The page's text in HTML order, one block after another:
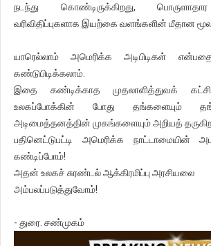
நடந்து கொண்டிருக்கிறது,
வரிவிதிப்புகளாக இயற்கை வளங்களின் மீதான
யாரெல்லாம் அமெரிக்க அடிபிடிகள்
கண்டுபிடிக்கலாம்.
இதை கண்டிக்காத முதலாளித்துவக்
உலகப்போக்கின் போது தங்களையும்
அடிமைத்தனத்தின் முகங்களையும் அறியத்
பதினெட்டுபட்டி அமெரிக்க நாட்டாமையின்
கண்டிப்போம்!
அதன் உலகச் சுரண்டல் ஆக்கிரமிப்பு அரசியலை
அம்பலப்படுத்துவோம்!
- துரை. சண்முகம்